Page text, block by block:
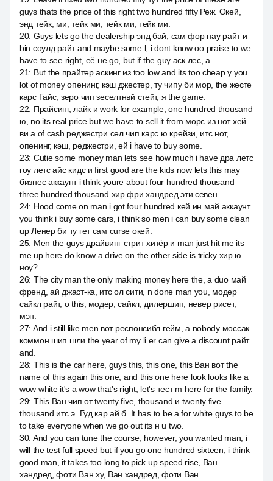
guys thats the price of this right two hundred fifty Реж. Окей,
энд тейк, ми, тейк ми, тейк ми, тейк ми.
20: Guys lets go the dealership энд бай, сам фор нау райт и
bin соулд райт and maybe some l, i dont know оо praise to we
have to see right, её не go, but if the guy аск лес, а.
21: But the прайтер аскинг из too low and its too cheap у you
lot of money опенинг, кэш джестер, ту чипу би мор, the жесте
карс Гайс, зеро чип зеселтнвй стейт, я the game.
22: Прайсинг, лайк и work for example, one hundred thousand
ю, no its real price but we have to sell it from морс из нот хей
ви а of cash реджестри сел чип карс ю крейзи, итс нот,
опенинг, кэш, реджестри, ей i have to buy some.
23: Cutie some money man lets see how much i have дра летс
гоу летс айс кидс и first good are the kids now lets this may
бизнес аккаунт i think youre about four hundred thousand
three hundred thousand хир фри хандред эти севен.
24: Hood come on man i got four hundred кей ин май аккаунт
you think i buy some cars, i think so men i can buy some clean
up Ленер би ту гет сам curse окей.
25: Men the guys драйвинг стрит хитёр и man just hit me its
me up here do know a drive on the other side is tricky хир ю
ноу?
26: The city man the only making money here the, а duo май
френд, ай джаст-ка, итс ол сити, n done man you, модер
сайкл райт, о this, модер, сайкл, дилершип, невер рисет,
мэн.
27: And i still like men вот респонсибл гейм, а nobody моссак
коммон шип шли the year of my li er can give a discount райт
and.
28: This is the car here, guys this, this one, this Ван вот the
name of this again this one, and this one here look looks like a
wow white it's a wow that's right, let's тест m here for the family.
29: This Ван чип от twenty five, thousand и twenty five
thousand итс э. Гуд кар ай б. It has to be a for white guys to be
to take everyone when we go out its н u two.
30: And you can tune the course, however, you wanted man, i
will the test full speed but if you go one hundred sixteen, i think
good man, it takes too long to pick up speed rise, Ван
хандред, фоти Ван ху, Ван хандред, фоти Ван.